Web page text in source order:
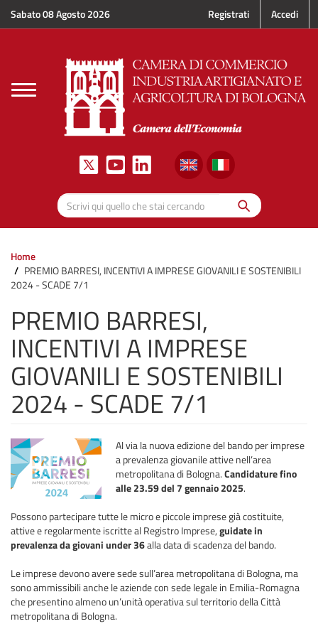
Sabato 08 Agosto 2026 Registrati Accedi
Toggle
navigation
Scrivi qui quello che stai cercando
Cerca
Home
PREMIO BARRESI, INCENTIVI A IMPRESE GIOVANILI E SOSTENIBILI
2024 - SCADE 7/1
PREMIO BARRESI,
INCENTIVI A IMPRESE
GIOVANILI E SOSTENIBILI
2024 - SCADE 7/1
Al via la nuova edizione del bando per imprese
a prevalenza giovanile attive nell’area
metropolitana di Bologna.Candidature fino
alle 23.59 del 7 gennaio 2025.
Possono partecipare tutte le micro e piccole imprese già costituite,
attive e regolarmente iscritte al Registro Imprese,guidate in
prevalenza da giovani under 36alla data di scadenza del bando.
Le imprese devono avere sede sull’area metropolitana di Bologna, ma
sono ammissibili anche le aziende con sede legale in Emilia-Romagna
che presentino almeno un’unità operativa sul territorio della Città
metropolitana di Bologna.